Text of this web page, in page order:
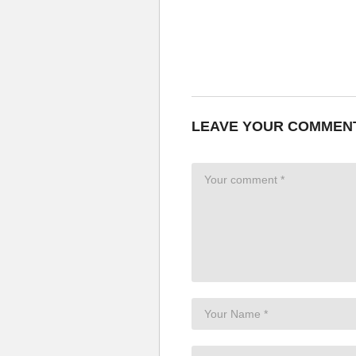
LEAVE YOUR